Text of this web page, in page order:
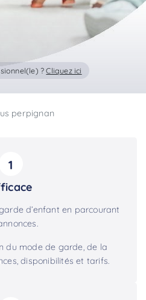
?Cliquez ici
perpignan
1
d’enfant en parcourant
du mode de garde, de la
disponibilités et tarifs.